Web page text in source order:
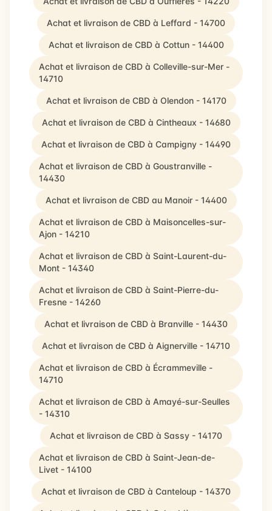
Achat et livraison de CBD à Leffard - 14700
Achat et livraison de CBD à Cottun - 14400
Achat et livraison de CBD à Colleville-sur-Mer -
14710
Achat et livraison de CBD à Olendon - 14170
Achat et livraison de CBD à Cintheaux - 14680
Achat et livraison de CBD à Campigny - 14490
Achat et livraison de CBD à Goustranville -
14430
Achat et livraison de CBD au Manoir - 14400
Achat et livraison de CBD à Maisoncelles-sur-
Ajon - 14210
Achat et livraison de CBD à Saint-Laurent-du-
Mont - 14340
Achat et livraison de CBD à Saint-Pierre-du-
Fresne - 14260
Achat et livraison de CBD à Branville - 14430
Achat et livraison de CBD à Aignerville - 14710
Achat et livraison de CBD à Écrammeville -
14710
Achat et livraison de CBD à Amayé-sur-Seulles
- 14310
Achat et livraison de CBD à Sassy - 14170
Achat et livraison de CBD à Saint-Jean-de-
Livet - 14100
Achat et livraison de CBD à Canteloup - 14370